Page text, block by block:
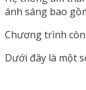
ánh sáng bao
Chương trình
Dưới đây là một